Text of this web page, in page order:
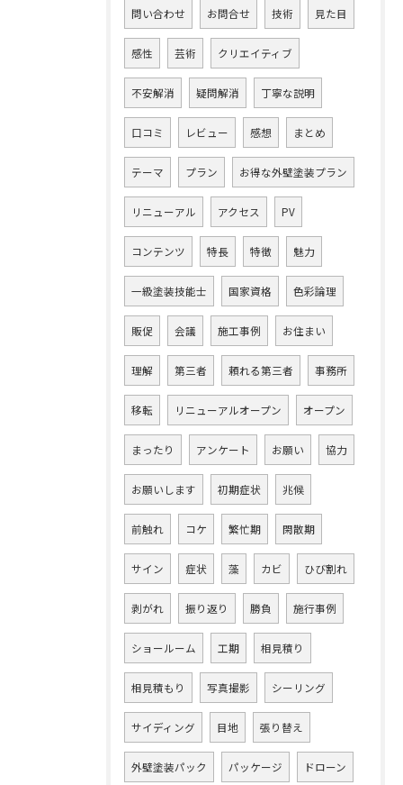
問い合わせ お問合せ 技術 見た目
感性 芸術 クリエイティブ
不安解消 疑問解消 丁寧な説明
口コミ レビュー 感想 まとめ
テーマ プラン お得な外壁塗装プラン
リニューアル アクセス PV
コンテンツ 特長 特徴 魅力
一級塗装技能士 国家資格 色彩論理
販促 会議 施工事例 お住まい
理解 第三者 頼れる第三者 事務所
移転 リニューアルオープン オープン
まったり アンケート お願い 協力
お願いします 初期症状 兆候
前触れ コケ 繁忙期 閑散期
サイン 症状 藻 カビ ひび割れ
剥がれ 振り返り 勝負 施行事例
ショールーム 工期 相見積り
相見積もり 写真撮影 シーリング
サイディング 目地 張り替え
外壁塗装パック パッケージ ドローン